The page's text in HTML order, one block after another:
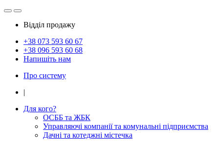
Відділ продажу
+38 073 593 60 67
+38 096 593 60 68
Напишіть нам
Про систему
|
Для кого?
ОСББ та ЖБК
Управляючі компанії та комунальні підприємства
Дачнi та котеджні мiстечка